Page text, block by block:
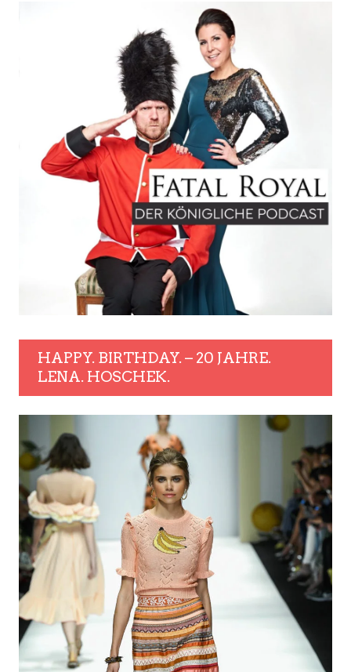
HAPPY. BIRTHDAY. – 20 JAHRE.
LENA. HOSCHEK.